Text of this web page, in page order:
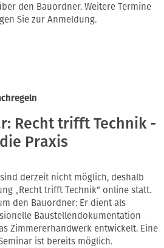
den Bauordner. Weitere Termine
Sie zur Anmeldung.
Recht trifft Technik -
Praxis
derzeit nicht möglich, deshalb
„Recht trifft Technik“ online statt.
den Bauordner: Er dient als
Baustellendokumentation
Zimmererhandwerk entwickelt. Eine
ist bereits möglich.